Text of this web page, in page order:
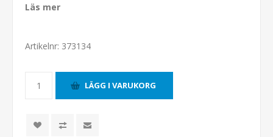
Läs mer
Artikelnr: 373134